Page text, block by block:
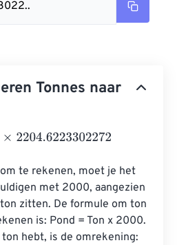
Tonnes naar
te rekenen, moet je het
met 2000, aangezien
zitten. De formule om ton
is: Pond = Ton x 2000.
hebt, is de omrekening: